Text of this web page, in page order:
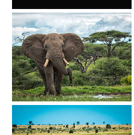
Show larger version
Show larger version